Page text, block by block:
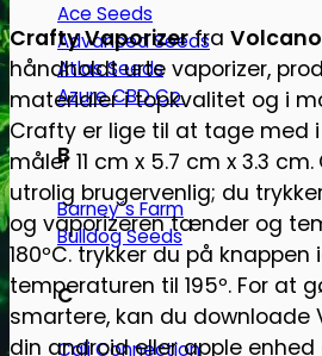
Ace Seeds
Advanced Seeds
Atlas Seeds
Azure CBD Co.
B
Barney´s Farm
Bulldog Seeds
C
Cali Connection
Crafty Vaporizerfra Volcano
håndholdt urte vaporizer,
materialer i topkvalitet og i
Crafty er lige til at tage med
måler 11 cm x 5.7 cm x 3.3 cm.
utrolig brugervenlig; du
og vaporizeren tænder og
180ºC. trykker du på knappen
temperaturen til 195º. For at
smartere, kan du downloade
din android eller apple